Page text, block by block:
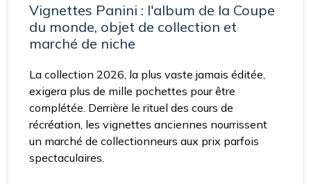
Vignettes Panini : l'album de la Coupe
du monde, objet de collection et
marché de niche
La collection 2026, la plus vaste jamais éditée,
exigera plus de mille pochettes pour être
complétée. Derrière le rituel des cours de
récréation, les vignettes anciennes nourrissent
un marché de collectionneurs aux prix parfois
spectaculaires.